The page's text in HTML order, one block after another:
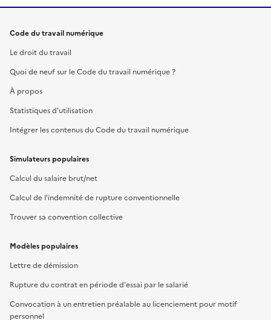
Code du travail numérique
Le droit du travail
Quoi de neuf sur le Code du travail numérique ?
À propos
Statistiques d'utilisation
Intégrer les contenus du Code du travail numérique
Simulateurs populaires
Calcul du salaire brut/net
Calcul de l'indemnité de rupture conventionnelle
Trouver sa convention collective
Modèles populaires
Lettre de démission
Rupture du contrat en période d'essai par le salarié
Convocation à un entretien préalable au licenciement pour motif
personnel